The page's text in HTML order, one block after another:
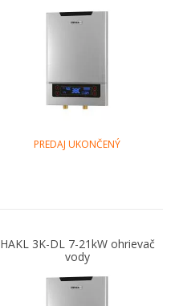
PREDAJ UKONČENÝ
HAKL 3K-DL 7-21kW ohrievač
vody